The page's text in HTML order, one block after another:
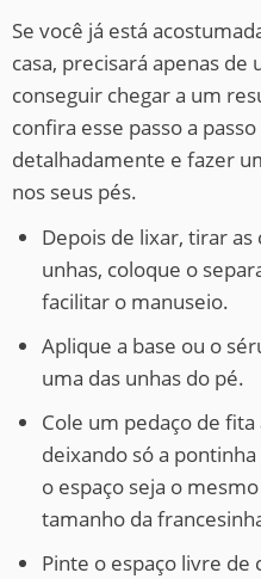
Se você já está
casa, precisará apenas
conseguir chegar a um
confira esse passo a
detalhadamente e fazer
nos seus pés.
Depois de lixar, tirar
unhas, coloque o
facilitar o manuseio.
Aplique a base ou o
uma das unhas do pé.
Cole um pedaço de
deixando só a
o espaço seja o
tamanho da
Pinte o espaço livre de